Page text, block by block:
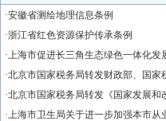
·安徽省测绘地理信息条例
·浙江省红色资源保护传承条例
·上海市促进长三角生态绿色一体化发
·北京市国家税务局转发财政部、国家
·北京市国家税务局转发《国家发展和
·上海市卫生局关于进一步加强本市从